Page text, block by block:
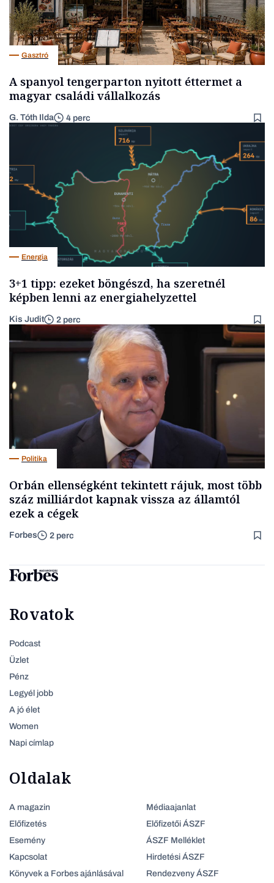
Gasztró
A spanyol tengerparton nyitott éttermet a
magyar családi vállalkozás
G. Tóth Ilda 4 perc
Energia
3+1 tipp: ezeket böngészd, ha szeretnél
képben lenni az energiahelyzettel
Kis Judit 2 perc
Politika
Orbán ellenségként tekintett rájuk, most több
száz milliárdot kapnak vissza az államtól
ezek a cégek
Forbes 2 perc
Rovatok
Podcast
Üzlet
Pénz
Legyél jobb
A jó élet
Women
Napi címlap
Oldalak
A magazin
Előfizetés
Esemény
Kapcsolat
Könyvek a Forbes ajánlásával
Médiaajanlat
Előfizetői ÁSZF
ÁSZF Melléklet
Hirdetési ÁSZF
Rendezveny ÁSZF